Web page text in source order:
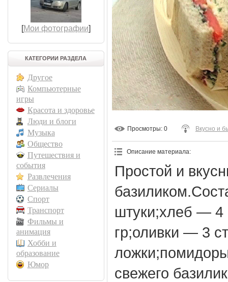
[Мои фотографии]
КАТЕГОРИИ РАЗДЕЛА
Другое
Компьютерные
игры
Красота и здоровье
Люди и блоги
Музыка
Общество
Путешествия и
события
Развлечения
Сериалы
Спорт
Транспорт
Фильмы и
анимация
Хобби и
образование
Юмор
Просмотры: 0 Вкусно и
Описание материала:
Простой и
штуки;хлеб — 4
гр;оливки — 3
свежего